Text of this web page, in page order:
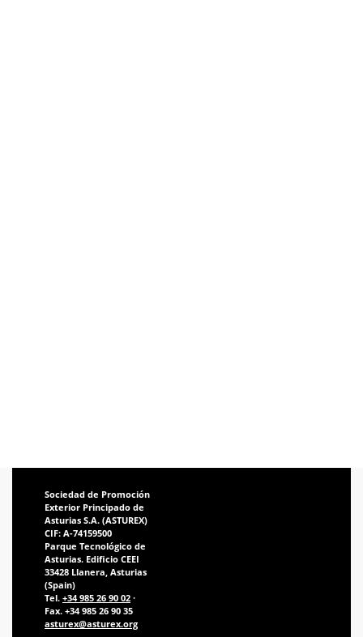
Sociedad de Promoción
Exterior Principado de
Asturias S.A. (ASTUREX)
CIF: A-74159500
Parque Tecnológico de
Asturias. Edificio CEEI
33428 Llanera, Asturias
(Spain)
Tel. +34 985 26 90 02 ·
Fax. +34 985 26 90 35
asturex@asturex.org